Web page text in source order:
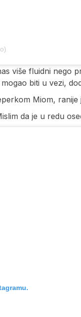
više fluidni nego
biti u vezi,
Miom, ranije
da je u redu